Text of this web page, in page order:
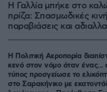
Η Γαλλία μπήκε στο
πρίζα: Σπασμωδικές
παραβιάσεις και
Η Πολιτική Αεροπορία
κενό στον νόμο όταν ένας...
τύπος προσγείωσε το
στο Σαρακήνικο με